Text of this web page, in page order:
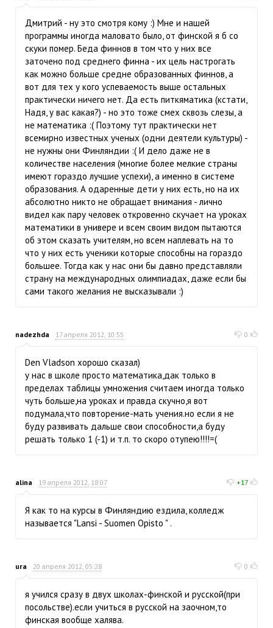
Дмитрий - ну это смотря кому :) Мне и нашей
программы иногда маловато было, от финской я б со
скуки помер. Беда финнов в том что у них все
заточено под среднего финна - их цель настрогать
как можно больше средне образованных финнов, а
вот для тех у кого успеваемость выше остальных
практически ничего нет. Да есть питкяматика (кстати,
Надя, у вас какая?) - но это тоже смех сквозь слезы, а
не математика :( Поэтому тут практически нет
всемирно известных ученых (одни деятели культуры) -
не нужны они Финляндии :( И дело даже не в
количестве населения (многие более мелкие страны
имеют гораздо лучшие успехи), а именно в системе
образования. А одаренные дети у них есть, но на их
абсолютно никто не обращает внимания - лично
видел как пару человек откровенно скучает на уроках
математики в универе и всем своим видом пытаются
об этом сказать учителям, но всем наплевать на то
что у них есть ученики которые способны на гораздо
большее. Тогда как у нас они бы давно представляли
страну на международных олимпиадах, даже если бы
сами такого желания не высказывали :)
nadezhda 17 апреля 2012, 10:55 0
Den Vladson хорошо сказал)
у нас в школе просто математика,дак только в
пределах таблицы умножения считаем иногда только
чуть больше,на уроках и правда скучно,я вот
подумала,что повторение-мать учения.но если я не
буду развивать дальше свои способности,а буду
решать только 1 (-1) и т.п. то скоро отупею!!!!=(
alina 19 апреля 2012, 18:07 +17
Я как то на курсы в Финляндию ездила, колледж
называется "Lansi - Suomen Opisto " .
ura 20 апреля 2012, 05:28 0
я учился сразу в двух школах-финской и русской(при
посольстве).если учиться в русской на заочном,то
финская вообще халява.